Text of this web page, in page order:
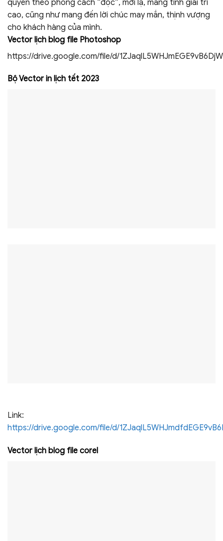
quyền theo phong cách “độc”, mới lạ, mang tính giải trí
cao, cũng như mang đến lời chúc may mắn, thịnh vượng
cho khách hàng của mình.
Vector lịch blog file Photoshop
https://drive.google.com/file/d/
Bộ Vector in lịch tết 2023
Link:
https://drive.google.com/file/d/
Vector lịch blog file corel